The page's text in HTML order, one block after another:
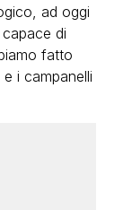
ad oggi
di
fatto
i campanelli